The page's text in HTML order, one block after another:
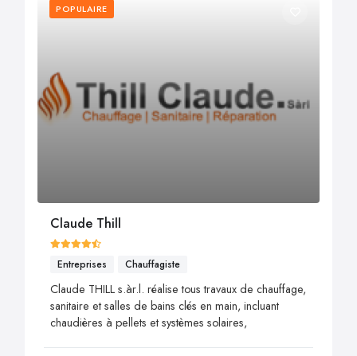
POPULAIRE
Claude Thill
Entreprises Chauffagiste
Claude THILL s.àr.l. réalise tous travaux de chauffage,
sanitaire et salles de bains clés en main, incluant
chaudières à pellets et systèmes solaires,